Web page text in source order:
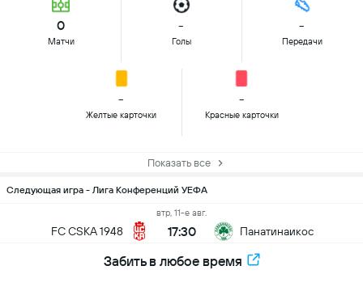
0
Матчи
-
Голы
-
Передачи
-
Желтые карточки
-
Красные карточки
Показать все
Следующая игра - Лига Конференций УЕФА
FC CSKA 1948
втр, 11-е авг.
17:30 Панатинаикос
Забить в любое время